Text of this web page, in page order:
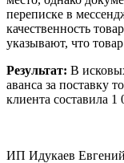
переписке в
качественность
указывают, что
Результат: В
аванса за поставку
клиента составила 1
ИП Идукаев